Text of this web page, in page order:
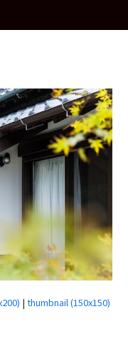
|thumbnail (150x150)